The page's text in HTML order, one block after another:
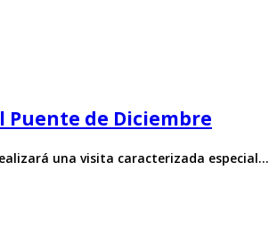
Puente de Diciembre
una visita caracterizada especial…